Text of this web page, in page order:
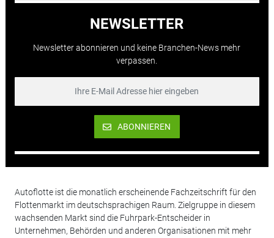
NEWSLETTER
Newsletter abonnieren und keine Branchen-News mehr
verpassen.
ABONNIEREN
Autoflotte ist die monatlich erscheinende Fachzeitschrift für den
Flottenmarkt im deutschsprachigen Raum. Zielgruppe in diesem
wachsenden Markt sind die Fuhrpark-Entscheider in
Unternehmen, Behörden und anderen Organisationen mit mehr